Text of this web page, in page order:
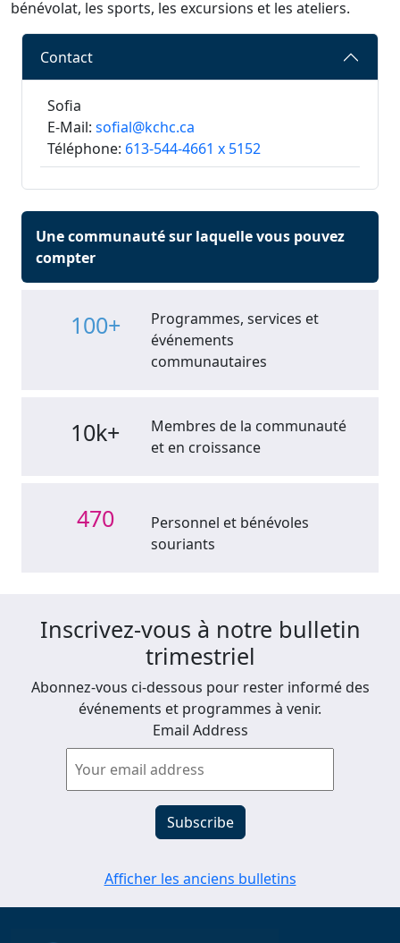
bénévolat, les sports, les excursions et les ateliers.
Contact
Sofia
E-Mail: sofial@kchc.ca
Téléphone: 613-544-4661 x 5152
Une communauté sur laquelle vous pouvez
compter
100+
Programmes, services et
événements
communautaires
10k+
Membres de la communauté
et en croissance
470
Personnel et bénévoles
souriants
Inscrivez-vous à notre bulletin
trimestriel
Abonnez-vous ci-dessous pour rester informé des
événements et programmes à venir.
Email Address
Afficher les anciens bulletins